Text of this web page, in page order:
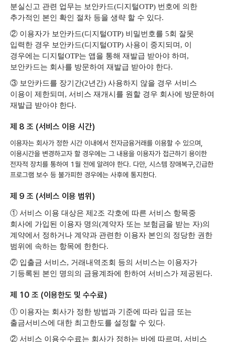
분실신고 관련 업무는 보안카드(디지털OTP) 번호에 의한
추가적인 본인 확인 절차 등을 생략 할 수 있다.
② 이용자가 보안카드(디지털OTP) 비밀번호를 5회 잘못
입력한 경우 보안카드(디지털OTP) 사용이 중지되며, 이
경우에는 디지털OTP는 앱을 통해 재발급 받아야 하며,
보안카드는 회사를 방문하여 재발급 받아야 한다.
③ 보안카드를 장기간(2년간) 사용하지 않을 경우 서비스
이용이 제한되며, 서비스 재개시를 원할 경우 회사에 방문하여
재발급 받아야 한다.
제 8 조 (서비스 이용 시간)
이용자는 회사가 정한 시간 이내에서 전자금융거래를 이용할 수 있으며,
이용시간을 변경하고자 할 경우에는 그 내용을 이용자가 접근하기 용이한
전자적 장치를 통하여 1월 전에 알려야 한다. 다만, 시스템 장애복구,긴급한
프로그램 보수 등 불가피한 경우에는 사후에 통지한다.
제 9 조 (서비스 이용 범위)
① 서비스 이용 대상은 제2조 각호에 따른 서비스 항목중
회사에 가입된 이용자 명의(계약자 또는 보험금을 받는 자)의
계약에서 정하거나 계약과 관련한 이용자 본인의 정당한 권한
범위에 속하는 항목에 한한다.
② 입출금 서비스, 거래내역조회 등의 서비스는 이용자가
기등록된 본인 명의의 금융계좌에 한하여 서비스가 제공된다.
제 10 조 (이용한도 및 수수료)
① 이용자는 회사가 정한 방법과 기준에 따라 입금 또는
출금서비스에 대한 최고한도를 설정할 수 있다.
② 서비스 이용수수료는 회사가 정하는 바에 따르며, 서비스